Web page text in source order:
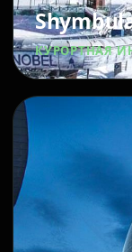
КУРОРТНАЯ